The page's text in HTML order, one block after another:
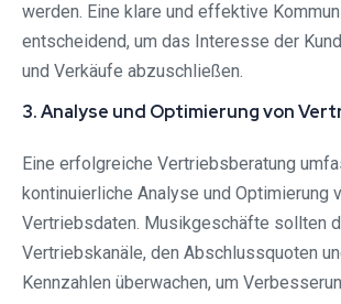
werden. Eine klare und effektive
entscheidend, um das Interesse der
und Verkäufe abzuschließen.
3. Analyse und Optimierung von
Eine erfolgreiche Vertriebsberatung
kontinuierliche Analyse und Optimierung
Vertriebsdaten. Musikgeschäfte sollten
Vertriebskanäle, den Abschlussquoten
Kennzahlen überwachen, um